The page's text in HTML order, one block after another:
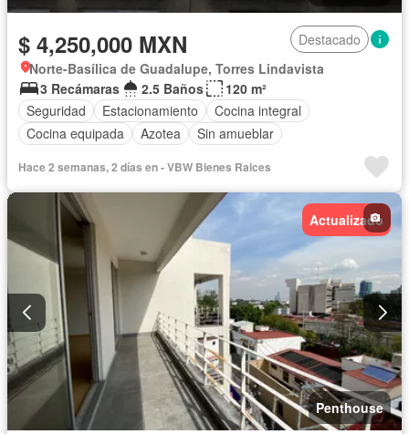
$ 4,250,000 MXN
Destacado
Norte-Basílica de Guadalupe, Torres Lindavista
3 Recámaras
2.5 Baños
120 m²
Seguridad
Estacionamiento
Cocina integral
Cocina equipada
Azotea Sin amueblar
Hace 2 semanas, 2 días en - VBW Bienes Raices
Actualizado
Penthouse